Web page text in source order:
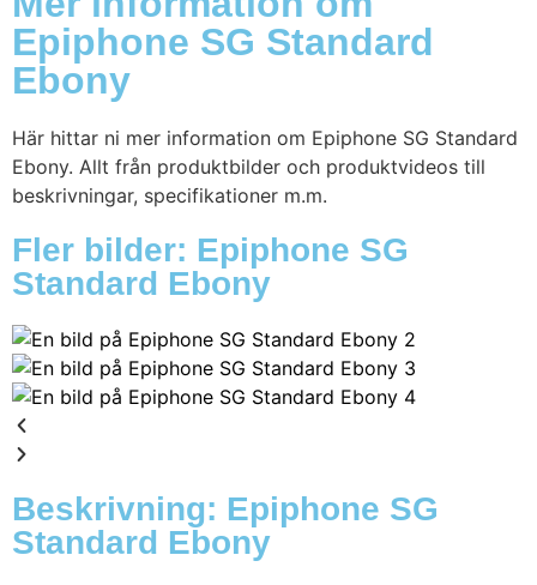
Epiphone SG Standard
Ebony
Här hittar ni mer information om Epiphone SG Standard
Ebony. Allt från produktbilder och produktvideos till
beskrivningar, specifikationer m.m.
Fler bilder: Epiphone SG
Standard Ebony
Beskrivning: Epiphone SG
Standard Ebony